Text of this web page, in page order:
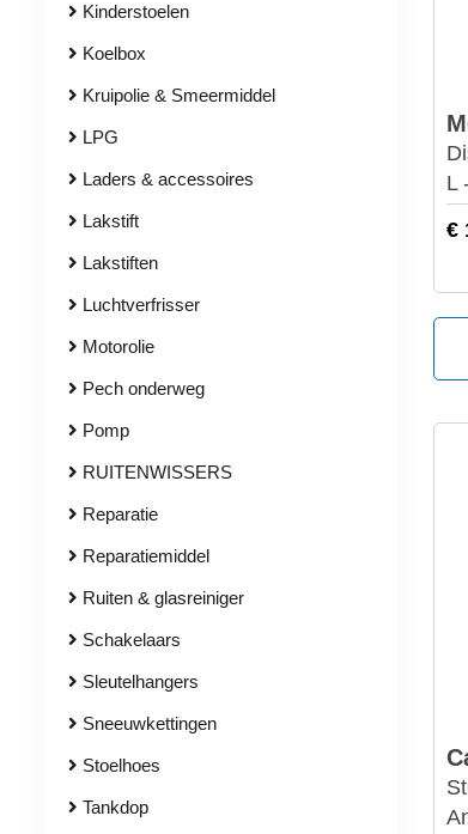
Kinderstoelen
Koelbox
Kruipolie & Smeermiddel
LPG
Laders & accessoires
Lakstift
Lakstiften
Luchtverfrisser
Motorolie
Pech onderweg
Pomp
RUITENWISSERS
Reparatie
Reparatiemiddel
Ruiten & glasreiniger
Schakelaars
Sleutelhangers
Sneeuwkettingen
Stoelhoes
Tankdop
L
€